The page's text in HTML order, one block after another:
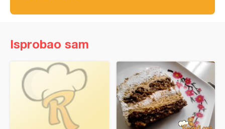
Isprobao sam